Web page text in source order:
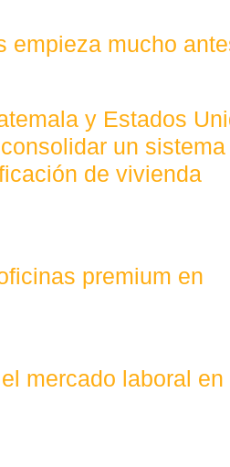
empieza mucho
y Estados
un sistema
de vivienda
premium en
mercado laboral en